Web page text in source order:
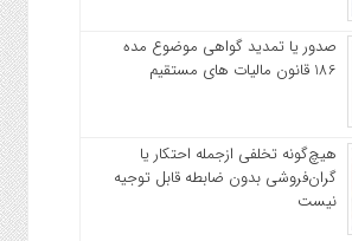
صدور یا تمدید گواهی موضوع مده
186 قانون مالیات های مستقیم
هیچ‌گونه تخلفی ازجمله احتکار یا
گران‌فروشی بدون ضابطه قابل توجیه
نیست